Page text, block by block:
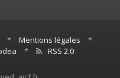
* Mentions légales
*
* RSS 2.0